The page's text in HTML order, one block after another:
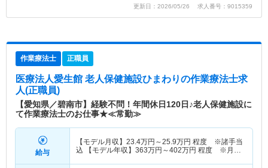
更新日：2026/05/26 求人番号：9015359
作業療法士 正職員
医療法人愛生館 老人保健施設ひまわりの作業療法士求
人(正職員)
【愛知県／碧南市】経験不問！年間休日120日♪老人保健施設に
て作業療法士のお仕事★≪常勤≫
給与
【モデル月収】 23.4万円～25.9万円 程度 ※諸手当
込 【モデル年収】 363万円～402万円 程度 ※月収